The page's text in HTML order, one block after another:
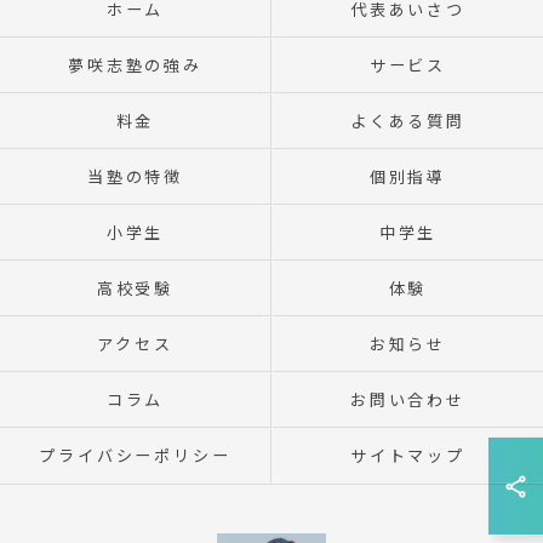
ホーム 代表あいさつ
夢咲志塾の強み サービス
料金 よくある質問
当塾の特徴 個別指導
小学生 中学生
高校受験 体験
アクセス お知らせ
コラム お問い合わせ
プライバシーポリシー サイトマップ